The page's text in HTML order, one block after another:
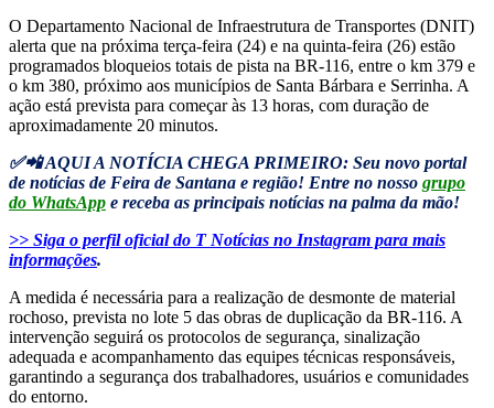
O Departamento Nacional de Infraestrutura de Transportes (DNIT)
alerta que na próxima terça-feira (24) e na quinta-feira (26) estão
programados bloqueios totais de pista na BR-116, entre o km 379 e
o km 380, próximo aos municípios de Santa Bárbara e Serrinha. A
ação está prevista para começar às 13 horas, com duração de
aproximadamente 20 minutos.
✅📲 AQUI A NOTÍCIA CHEGA PRIMEIRO: Seu novo portal
de notícias de Feira de Santana e região! Entre no nosso grupo
do WhatsApp e receba as principais notícias na palma da mão!
>> Siga o perfil oficial do T Notícias no Instagram para mais
informações.
A medida é necessária para a realização de desmonte de material
rochoso, prevista no lote 5 das obras de duplicação da BR-116. A
intervenção seguirá os protocolos de segurança, sinalização
adequada e acompanhamento das equipes técnicas responsáveis,
garantindo a segurança dos trabalhadores, usuários e comunidades
do entorno.